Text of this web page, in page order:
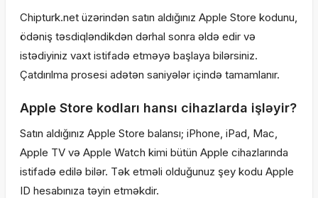
Chipturk.net üzərindən satın aldığınız Apple Store kodunu,
ödəniş təsdiqləndikdən dərhal sonra əldə edir və
istədiyiniz vaxt istifadə etməyə başlaya bilərsiniz.
Çatdırılma prosesi adətən saniyələr içində tamamlanır.
Apple Store kodları hansı cihazlarda işləyir?
Satın aldığınız Apple Store balansı; iPhone, iPad, Mac,
Apple TV və Apple Watch kimi bütün Apple cihazlarında
istifadə edilə bilər. Tək etməli olduğunuz şey kodu Apple
ID hesabınıza təyin etməkdir.